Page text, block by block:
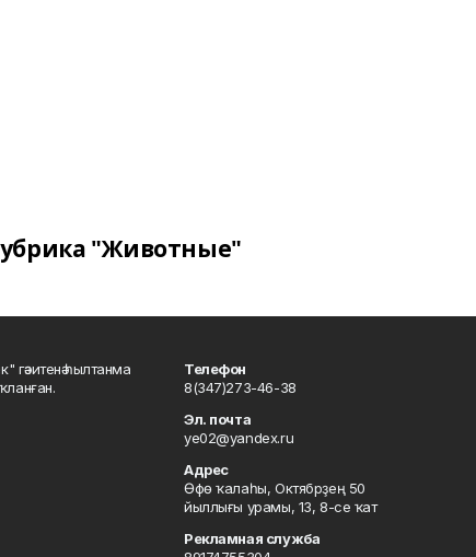
"Животные"
гәзитенә һылтанма
Телефон
8(347)273-46-38
Эл. почта
ye02@yandex.ru
Адрес
Өфө ҡалаһы, Октябрҙең 50
йыллығы урамы, 13, 8-се ҡат
Рекламная служба